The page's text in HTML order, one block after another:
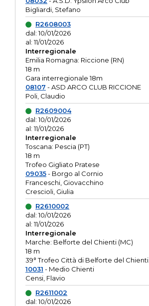
Bigliardi, Stefano
R2608003
dal: 10/01/2026
al: 11/01/2026
Interregionale
Emilia Romagna: Riccione (RN)
18 m
Gara interregionale 18m
08107 - ASD ARCO CLUB RICCIONE
Poli, Claudio
R2609004
dal: 10/01/2026
al: 11/01/2026
Interregionale
Toscana: Pescia (PT)
18 m
Trofeo Gigliato Pratese
09035- Borgo al Cornio
Franceschi, Giovacchino
Crescioli, Giulia
R2610002
dal: 10/01/2026
al: 11/01/2026
Interregionale
Marche: Belforte del Chienti (MC)
18 m
39° Trofeo Città di Belforte del Chienti.
10031 - Medio Chienti
Censi, Flavio
R2611002
dal: 10/01/2026